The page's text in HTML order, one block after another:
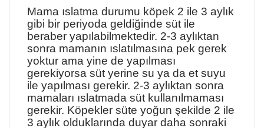
Mama ıslatma durumu köpek 2 ile 3 aylık
gibi bir periyoda geldiğinde süt ile
beraber yapılabilmektedir. 2-3 aylıktan
sonra mamanın ıslatılmasına pek gerek
yoktur ama yine de yapılması
gerekiyorsa süt yerine su ya da et suyu
ile yapılması gerekir. 2-3 aylıktan sonra
mamaları ıslatmada süt kullanılmaması
gerekir. Köpekler süte yoğun şekilde 2 ile
3 aylık olduklarında duyar daha sonraki